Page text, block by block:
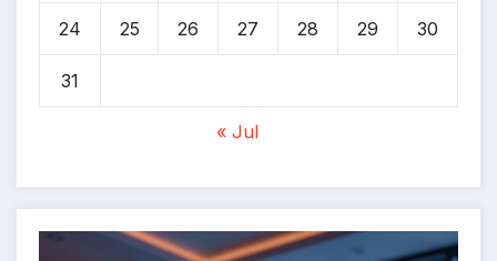
24 25 26 27 28 29 30
31
« Jul